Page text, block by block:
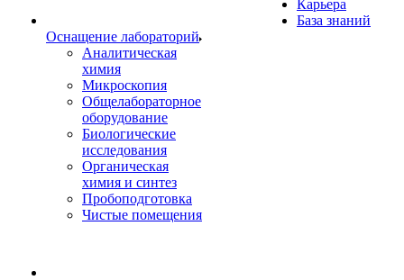
Оснащение лабораторий
Аналитическая
химия
Микроскопия
Общелабораторное
оборудование
Биологические
исследования
Органическая
химия и синтез
Пробоподготовка
Чистые помещения
Карьера
База знаний